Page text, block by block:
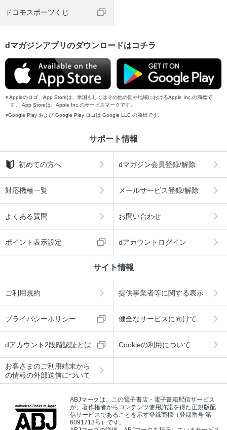
ドコモスポーツくじ
dマガジンアプリのダウンロードはコチラ
Appleのロゴ、App Storeは、米国もしくはその他の国や地域におけるApple Inc.の商標で
す。 App Storeは、Apple Inc.のサービスマークです。
Google Play および Google Play ロゴは Google LLC の商標です。
サポート情報
初めての方へ dマガジン会員登録/解除
対応機種一覧 メールサービス登録/解除
よくある質問 お問い合わせ
ポイント表示設定 dアカウントログイン
サイト情報
ご利用規約 提供事業者等に関する表示
プライバシーポリシー 健全なサービスに向けて
dアカウント2段階認証とは Cookieの利用について
お客さまのご利用端末から
の情報の外部送信について
ABJマークは、この電子書店・電子書籍配信サービス
が、著作権者からコンテンツ使用許諾を得た正規版配
信サービスであることを示す登録商標（登録番号 第
6091713号）です。